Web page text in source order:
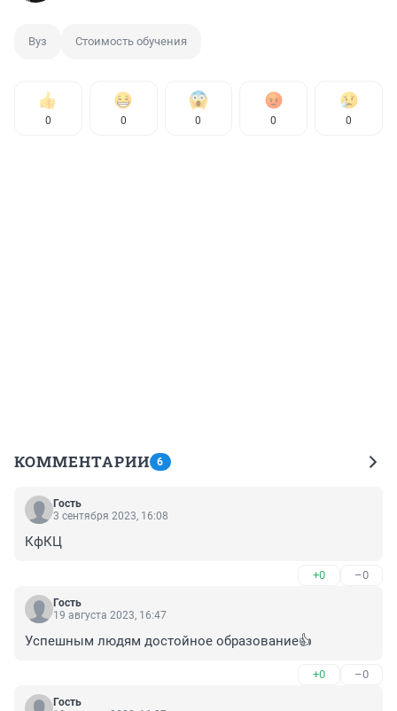
Вуз Стоимость обучения
0 0 0 0 0
КОММЕНТАРИИ 6
Гость
3 сентября 2023, 16:08
КфКЦ
+0 –0
Гость
19 августа 2023, 16:47
Успешным людям достойное образование👍
+0 –0
Гость